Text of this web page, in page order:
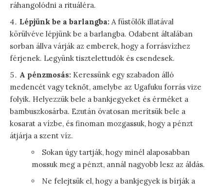
ráhangolódni a rituáléra.
Lépjünk be a barlangba: A füstölők illatával
körülvéve lépjünk be a barlangba. Odabent általában
sorban állva várják az emberek, hogy a forrásvízhez
férjenek. Legyünk tisztelettudók és csendesek.
A pénzmosás: Keressünk egy szabadon álló
medencét vagy teknőt, amelybe az Ugafuku forrás vize
folyik. Helyezzük bele a bankjegyeket és érméket a
bambuszkosárba. Ezután óvatosan merítsük bele a
kosarat a vízbe, és finoman mozgassuk, hogy a pénzt
átjárja a szent víz.
Sokan úgy tartják, hogy minél alaposabban
mossuk meg a pénzt, annál nagyobb lesz az áldás.
Ne felejtsük el, hogy a bankjegyek is bírják a